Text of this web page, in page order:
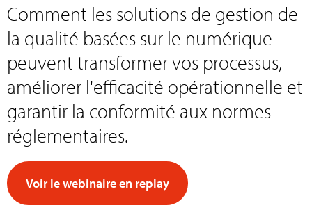
Comment les solutions de gestion de
la qualité basées sur le numérique
peuvent transformer vos processus,
améliorer l'efficacité opérationnelle et
garantir la conformité aux normes
réglementaires.
Voir le webinaire en replay